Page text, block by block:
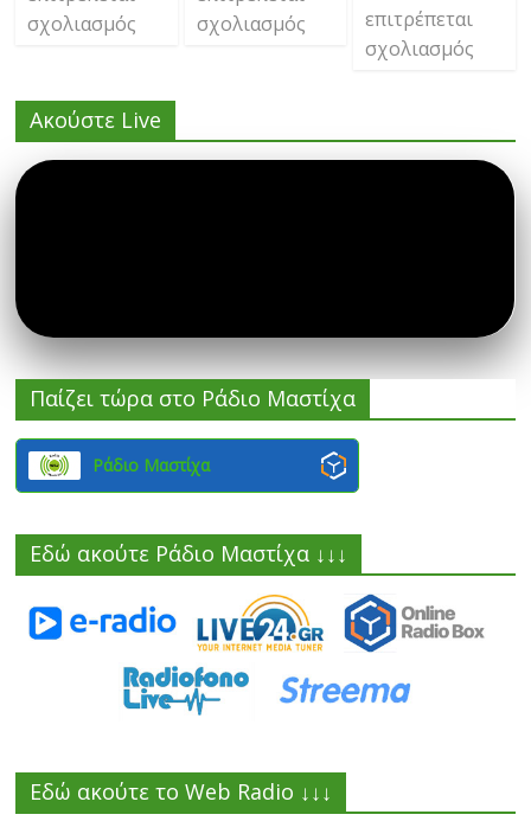
σχολιασμός
σχολιασμός
επιτρέπεται
σχολιασμός
Ακούστε Live
Παίζει τώρα στο Ράδιο Μαστίχα
Ράδιο Μαστίχα
Εδώ ακούτε Ράδιο Μαστίχα ↓↓↓
Εδώ ακούτε το Web Radio ↓↓↓